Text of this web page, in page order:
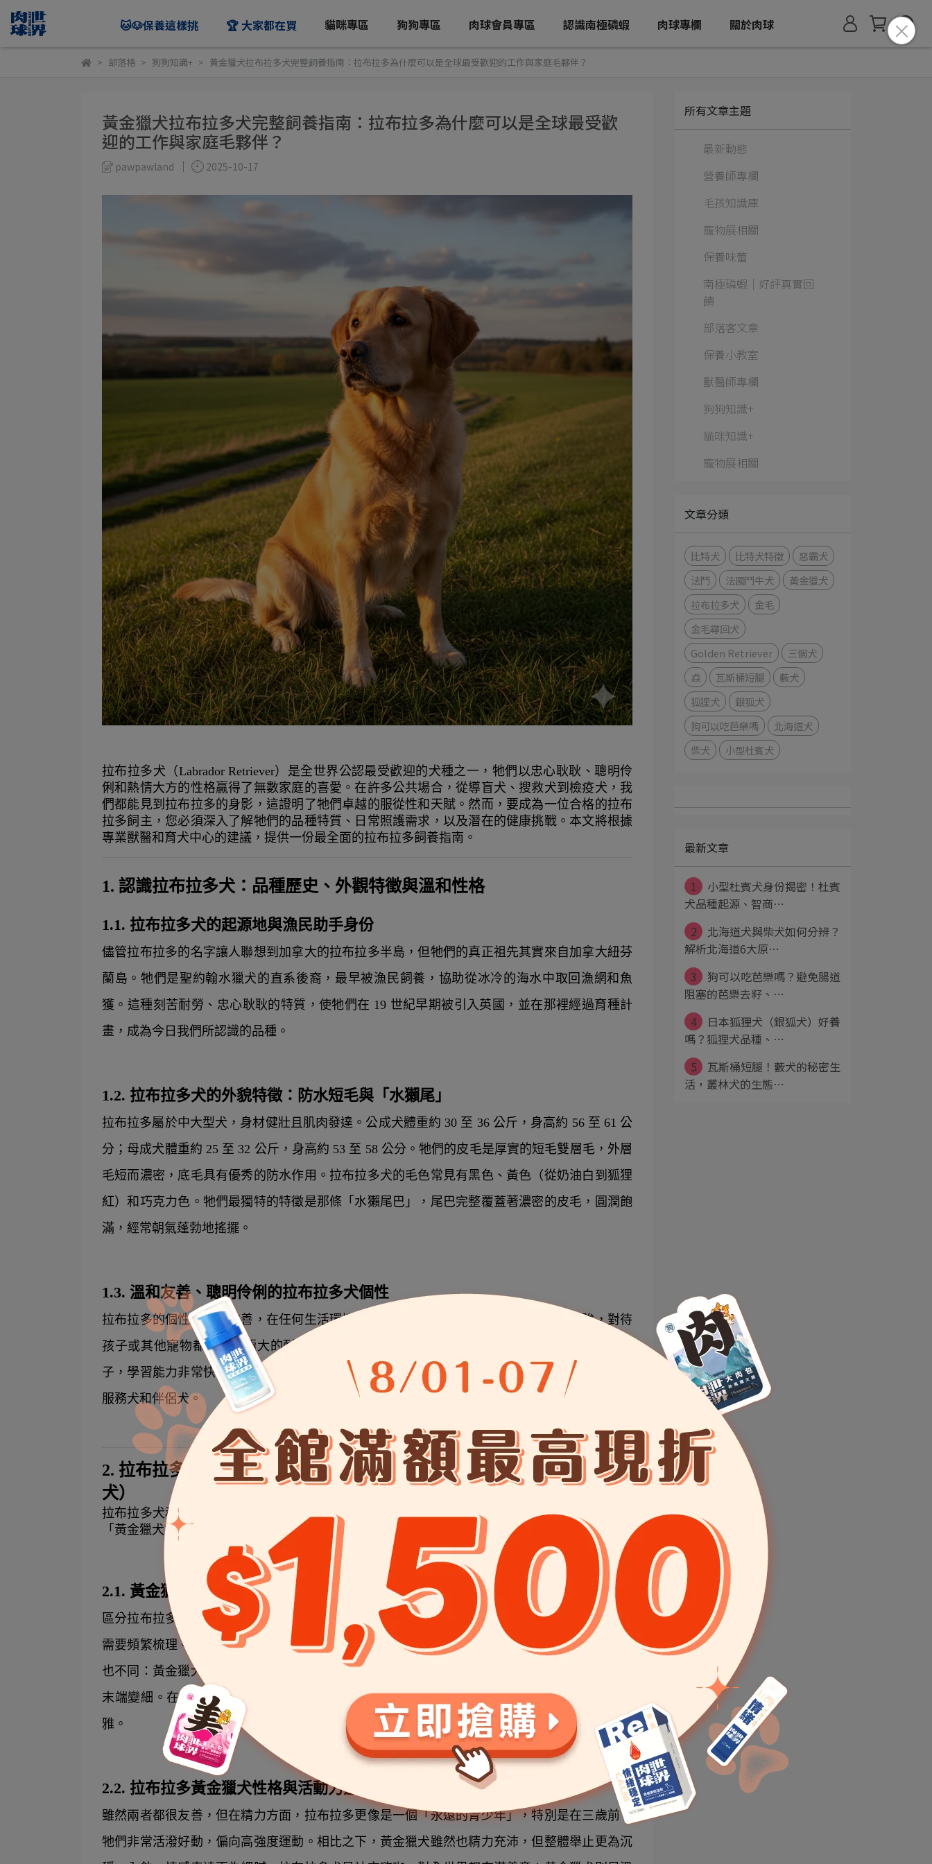
🐱🐶保養這樣挑 🏆 大家都在買 貓咪專區 狗狗專區 肉球會員專區 認識南極磷蝦 肉球專欄 關於肉球
部落格 狗狗知識+ 黃金獵犬拉布拉多犬完整飼養指南：拉布拉多為什麼可以是全球最受歡迎的工作與家庭毛夥伴？
黃金獵犬拉布拉多犬完整飼養指南：拉布拉多為什麼可以是全球最受歡
迎的工作與家庭毛夥伴？
pawpawland 2025-10-17
拉布拉多犬（Labrador Retriever）是全世界公認最受歡迎的犬種之一，牠們以忠心耿耿、聰明伶
俐和熱情大方的性格贏得了無數家庭的喜愛。在許多公共場合，從導盲犬、搜救犬到檢疫犬，我
們都能見到拉布拉多的身影，這證明了牠們卓越的服從性和天賦。然而，要成為一位合格的拉布
拉多飼主，您必須深入了解牠們的品種特質、日常照護需求，以及潛在的健康挑戰。本文將根據
專業獸醫和育犬中心的建議，提供一份最全面的拉布拉多飼養指南。
1. 認識拉布拉多犬：品種歷史、外觀特徵與溫和性格
1.1. 拉布拉多犬的起源地與漁民助手身份
儘管拉布拉多的名字讓人聯想到加拿大的拉布拉多半島，但牠們的真正祖先其實來自加拿大紐芬
蘭島。牠們是聖約翰水獵犬的直系後裔，最早被漁民飼養，協助從冰冷的海水中取回漁網和魚
獲。這種刻苦耐勞、忠心耿耿的特質，使牠們在 19 世紀早期被引入英國，並在那裡經過育種計
畫，成為今日我們所認識的品種。
1.2. 拉布拉多犬的外貌特徵：防水短毛與「水獺尾」
拉布拉多屬於中大型犬，身材健壯且肌肉發達。公成犬體重約 30 至 36 公斤，身高約 56 至 61 公
分；母成犬體重約 25 至 32 公斤，身高約 53 至 58 公分。牠們的皮毛是厚實的短毛雙層毛，外層
毛短而濃密，底毛具有優秀的防水作用。拉布拉多犬的毛色常見有黑色、黃色（從奶油白到狐狸
紅）和巧克力色。牠們最獨特的特徵是那條「水獺尾巴」，尾巴完整覆蓋著濃密的皮毛，圓潤飽
滿，經常朝氣蓬勃地搖擺。
1.3. 溫和友善、聰明伶俐的拉布拉多犬個性
拉布拉多的個性溫和且友善，在任何生活環境幾乎都能適應。牠們對人類親和、包容心強，對待
孩子或其他寵物都展現出極大的耐心。拉拉的智商在犬種中排名極高，接近一個五、六歲的孩
子，學習能力非常快。由於牠們天生樂於討好主人，訓練服從度很高，使得牠們能夠成為一流的
服務犬和伴侶犬。
2. 拉布拉多與黃金獵犬的差異比較（黃金獵犬拉布拉多 / 拉布拉多黃金獵
犬）
拉布拉多犬和黃金獵犬因其溫和的個性和尋回犬的共同背景，經常被飼主們拿來比較。然而，在
「黃金獵犬拉布拉多」的搜尋意圖下，我們必須釐清兩者在外觀和個性上的關鍵區別。
2.1. 黃金獵犬拉布拉多外觀上的關鍵區別（毛髮、尾巴、體型）
區分拉布拉多黃金獵犬最明顯的方法是觀察牠們的毛髮。黃金獵犬擁有長而飄逸的金色雙層毛，
需要頻繁梳理。而拉布拉多犬則是俐落的短毛，外層密實且具有絕佳防水性。此外，牠們的尾巴
也不同：黃金獵犬的尾巴豐厚像羽毛扇，而拉布拉多的尾巴則是粗壯的「水獺尾」，根部粗壯、
末端變細。在體型上，拉布拉多通常身形更為粗壯結實，肌肉感更強；黃金獵犬則顯得修長優
雅。
2.2. 拉布拉多黃金獵犬性格與活動力差異：熱情青少年 vs. 沉穩的紳士
雖然兩者都很友善，但在精力方面，拉布拉多更像是一個「永遠的青少年」，特別是在三歲前，
牠們非常活潑好動，偏向高強度運動。相比之下，黃金獵犬雖然也精力充沛，但整體舉止更為沉
所有文章主題
最新動態
營養師專欄
毛孩知識庫
寵物展相關
保養味蕾
南極磷蝦│好評真實回
饋
部落客文章
保養小教室
獸醫師專欄
狗狗知識+
貓咪知識+
寵物展相關
文章分類
比特犬 比特犬特徵
惡霸犬
法鬥
法國鬥牛犬
黃金獵犬
拉布拉多犬
金毛
金毛尋回犬
Golden Retriever
三個犬
猋
瓦斯桶短腿
藪犬
狐狸犬
銀狐犬
狗可以吃芭樂嗎
北海道犬
柴犬
小型杜賓犬
最新文章
1
小型杜賓犬身份揭密！杜賓
犬品種起源、智商⋯
2
北海道犬與柴犬如何分辨？
解析北海道6大原⋯
3
狗可以吃芭樂嗎？避免腸道
阻塞的芭樂去籽、⋯
4
日本狐狸犬（銀狐犬）好養
嗎？狐狸犬品種、⋯
5
瓦斯桶短腿！藪犬的秘密生
活，叢林犬的生態⋯